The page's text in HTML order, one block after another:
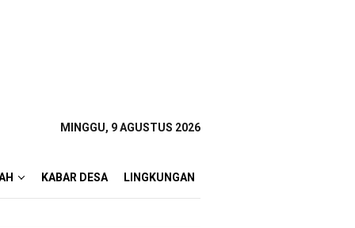
MINGGU, 9 AGUSTUS 2026
KABAR DESA LINGKUNGAN